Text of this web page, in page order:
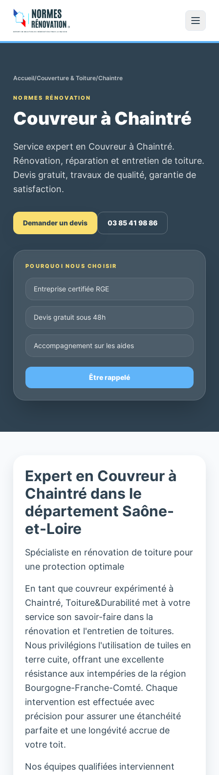
Accueil/Couverture & Toiture/Chaintre
NORMES RÉNOVATION
Couvreur à Chaintré
Service expert en Couvreur à Chaintré.
Rénovation, réparation et entretien de toiture.
Devis gratuit, travaux de qualité, garantie de
satisfaction.
Demander un devis 03 85 41 98 86
POURQUOI NOUS CHOISIR
Entreprise certifiée RGE
Devis gratuit sous 48h
Accompagnement sur les aides
Être rappelé
Expert en Couvreur à
Chaintré dans le
département Saône-
et-Loire
Spécialiste en rénovation de toiture pour
une protection optimale
En tant que couvreur expérimenté à
Chaintré, Toiture&Durabilité met à votre
service son savoir-faire dans la
rénovation et l'entretien de toitures.
Nous privilégions l'utilisation de tuiles en
terre cuite, offrant une excellente
résistance aux intempéries de la région
Bourgogne-Franche-Comté. Chaque
intervention est effectuée avec
précision pour assurer une étanchéité
parfaite et une longévité accrue de
votre toit.
Nos équipes qualifiées interviennent